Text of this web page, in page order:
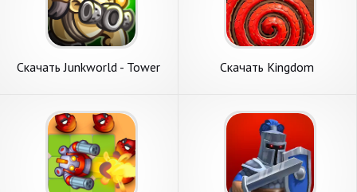
Скачать Junkworld - Tower
Андроид
Скачать Kingdom
Андроид